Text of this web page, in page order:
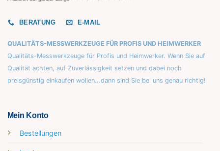
BERATUNG E-MAIL
QUALITÄTS-MESSWERKZEUGE FÜR PROFIS UND HEIMWERKER
Qualitäts-Messwerkzeuge für Profis und Heimwerker. Wenn Sie auf
Qualität achten, auf Zuverlässigkeit setzen und dabei noch
preisgünstig einkaufen wollen...dann sind Sie bei uns genau richtig!
Mein Konto
Bestellungen